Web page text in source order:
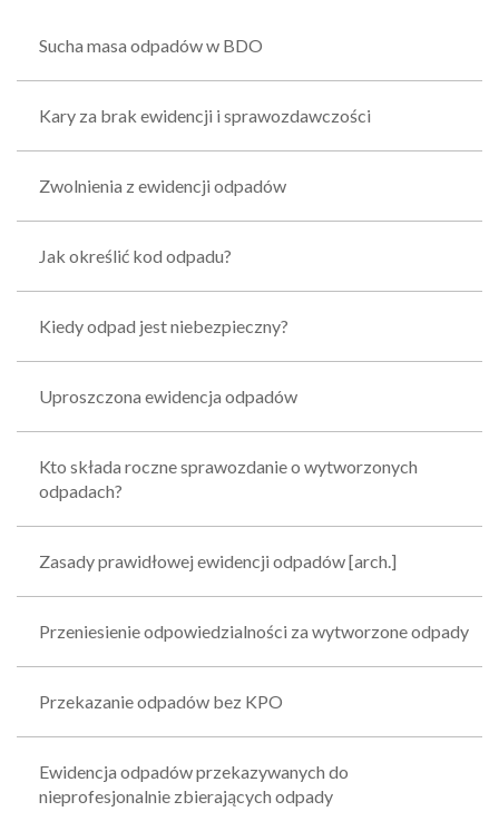
Sucha masa odpadów w BDO
Kary za brak ewidencji i sprawozdawczości
Zwolnienia z ewidencji odpadów
Jak określić kod odpadu?
Kiedy odpad jest niebezpieczny?
Uproszczona ewidencja odpadów
Kto składa roczne sprawozdanie o wytworzonych
odpadach?
Zasady prawidłowej ewidencji odpadów [arch.]
Przeniesienie odpowiedzialności za wytworzone odpady
Przekazanie odpadów bez KPO
Ewidencja odpadów przekazywanych do
nieprofesjonalnie zbierających odpady